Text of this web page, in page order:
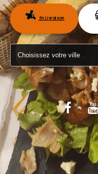
VOTRE COMPTE
NOTRE RESTAURANT
VOS AVIS
MENTIONS LÉGALES
C.G.V
En Livraison